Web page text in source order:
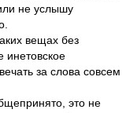
не услышу
вещах без
инетовское
за слова совсем
это не